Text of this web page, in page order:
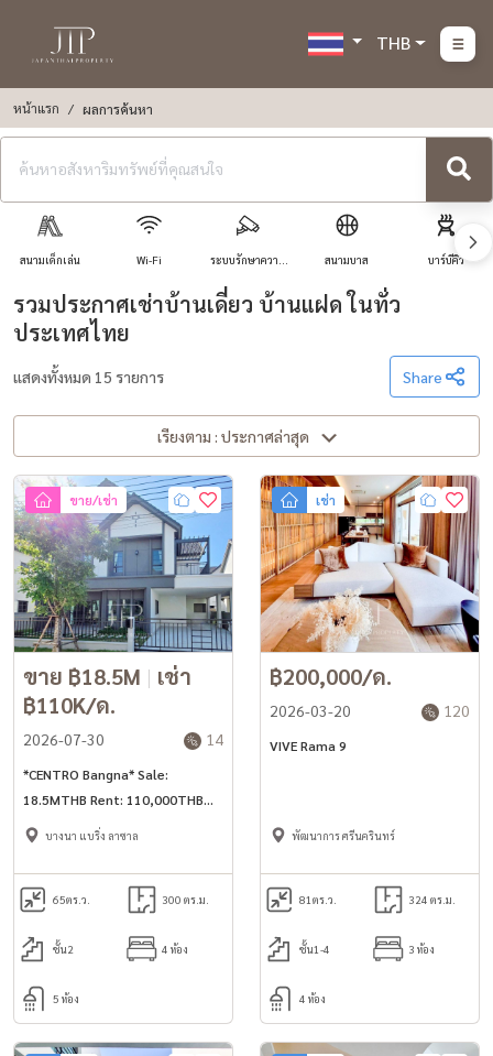
THB
หน้าแรก ผลการค้นหา
สนามเด็กเล่น Wi-Fi ระบบรักษาความ
ปลอดภัย
สนามบาส บาร์บีคิว
รวมประกาศเช่าบ้านเดี่ยว บ้านแฝด ในทั่ว
ประเทศไทย
แสดงทั้งหมด 15 รายการ Share
เรียงตาม : ประกาศล่าสุด
ขาย/เช่า
ขาย ฿18.5M | เช่า
฿110K/ด.
2026-07-30 14
*CENTRO Bangna* Sale:
18.5MTHB Rent: 110,000THB
300sq.m 65sq.wah 4 bedroom
Mega Bangna
บางนา แบริ่ง ลาซาล
65ตร.ว. 300 ตร.ม.
ชั้น2 4 ห้อง
5 ห้อง
เช่า
฿200,000/ด.
2026-03-20 120
VIVE Rama 9
พัฒนาการ ศรีนครินทร์
81 ตร.ว. 324 ตร.ม.
ชั้น1-4 3 ห้อง
4 ห้อง